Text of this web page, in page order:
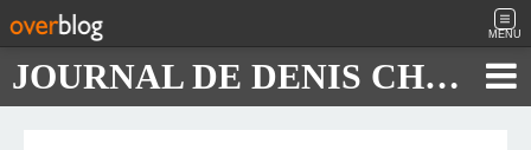
MENU
JOURNAL DE DENIS CHAUTARD